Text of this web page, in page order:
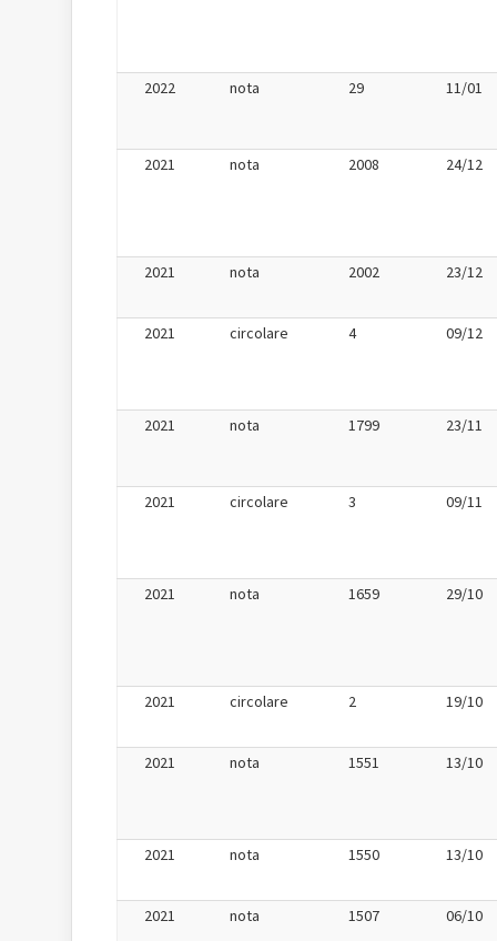
2022 nota 29 11/01
2021 nota 2008 24/12
2021 nota 2002 23/12
2021 circolare 4 09/12
2021 nota 1799 23/11
2021 circolare 3 09/11
2021 nota 1659 29/10
2021 circolare 2 19/10
2021 nota 1551 13/10
2021 nota 1550 13/10
2021 nota 1507 06/10